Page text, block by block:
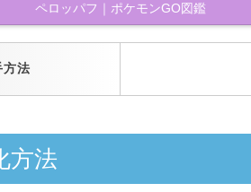
ペロッパフ｜ポケモンGO図鑑
方法
方法